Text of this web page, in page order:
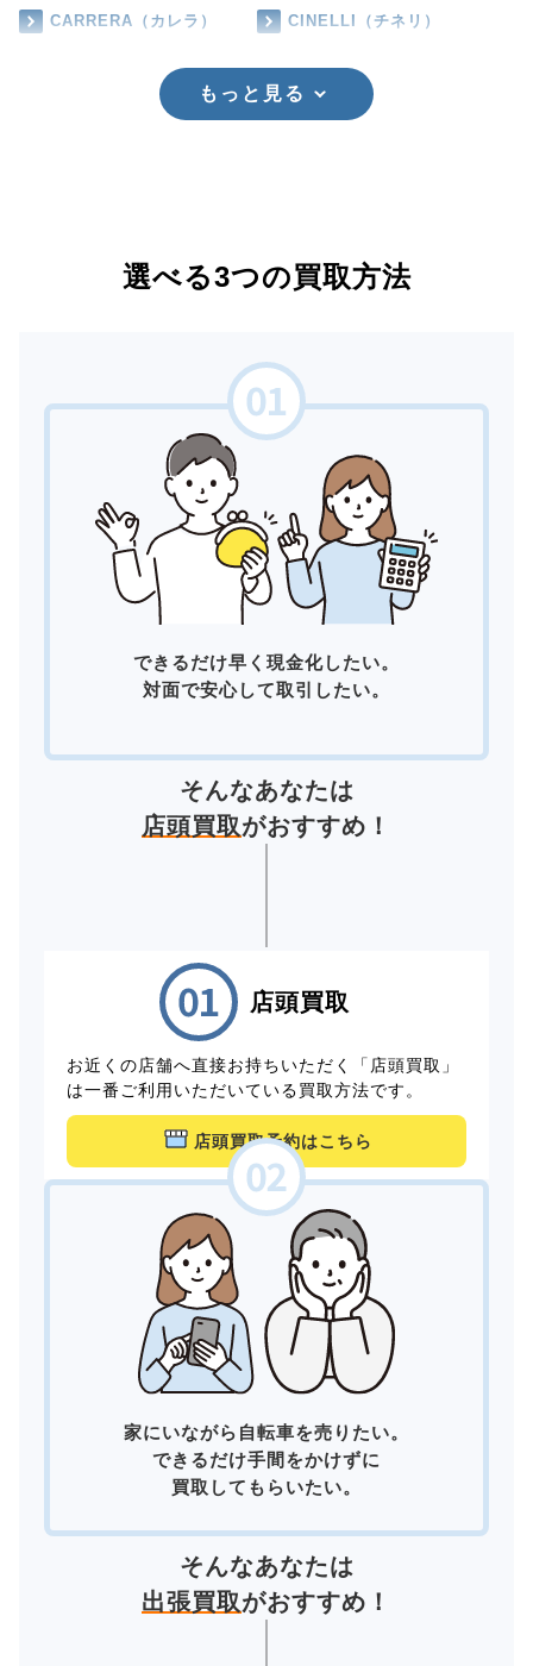
CARRERA（カレラ） CINELLI（チネリ）
もっと見る
選べる3つの買取方法
できるだけ早く現金化したい。
対面で安心して取引したい。
そんなあなたは
店頭買取がおすすめ！
店頭買取
お近くの店舗へ直接お持ちいただく「店頭買取」
は一番ご利用いただいている買取方法です。
店頭買取予約はこちら
家にいながら自転車を売りたい。
できるだけ手間をかけずに
買取してもらいたい。
そんなあなたは
出張買取がおすすめ！